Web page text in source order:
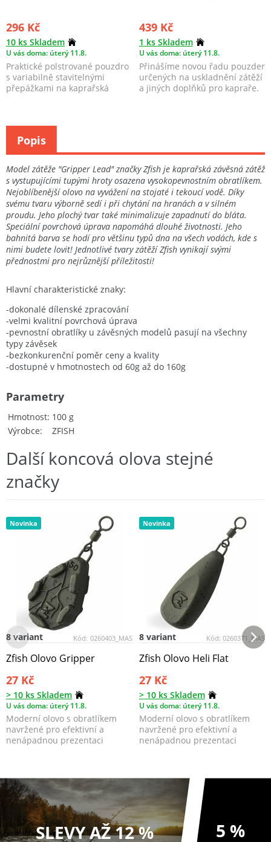
296 Kč
10 ks Skladem
U vás doma: úterý 11.8.
Praktické polstrované pouzdro
s variabilně stavitelnými
přepážkami na kaprařská
439 Kč
1 ks Skladem
U vás doma: úterý 11.8.
Přinášíme novou řadu pouzder
určených na uskladnění zátěží
a jiných doplňků pro kapraře.
Model zátěže "Gripper Lead" značky Zfish je kaprařská závěsná zátěž
s vystupujícími tupými hroty osazena vysokopevnostním obratlíkem.
Nejoblíbenější olovo na vyvážení na stojaté i tekoucí vodě. Díky
svému tvaru výborně sedí i při chytání na hranách a v silném
proudu. Jeho plochý tvar také minimalizuje zapadnutí do bláta.
Speciální povrchová úprava napomáhá dlouhé životnosti. Jeho
bahnitá barva se hodí pro většinu typů dna na všech vodách, kde s
nimi budete lovit! Jednotlivé tvary zátěží Zfish vynikají svými
přednostmi pro nejrůznější příležitosti!
Hlavní charakteristické znaky:
-dokonalé dílenské zpracování
-velmi kvalitní povrchová úprava
-pevnostní obratlíky u závěsných modelů pasují na všechny
typy závěsek
-bezkonkurenční poměr ceny a kvality
-dostupné v hmotnostech od 60g až do 160g
Hmotnost 100 g
Výrobce
ZFISH
Parametry
Popis
Další koncová olova stejné
značky
Novinka
Kód: 0260403_MAS
8 variant
Zfish Olovo Gripper
27 Kč
> 10 ks Skladem
U vás doma: úterý 11.8.
Moderní olovo s obratlíkem
navržené pro efektivní a
nenápadnou prezentaci
Novinka
Kód: 0260371_MAS
8 variant
Zfish Olovo Heli Flat
27 Kč
> 10 ks Skladem
U vás doma: úterý 11.8.
Moderní olovo s obratlíkem
navržené pro efektivní a
nenápadnou prezentaci
SLEVY AŽ 12 % 5 %